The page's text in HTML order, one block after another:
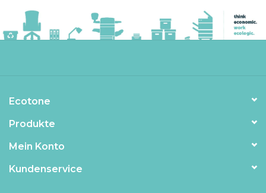
Ecotone
Produkte
Mein Konto
Kundenservice